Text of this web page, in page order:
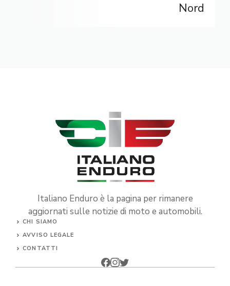
Nord
Italiano Enduro è la pagina per rimanere
aggiornati sulle notizie di moto e automobili.
CHI SIAMO
AVVISO LEGALE
CONTATTI